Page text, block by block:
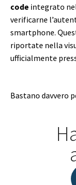
code integrato
verificarne
smartphone.
riportate nella
ufficialmente
Bastano davvero